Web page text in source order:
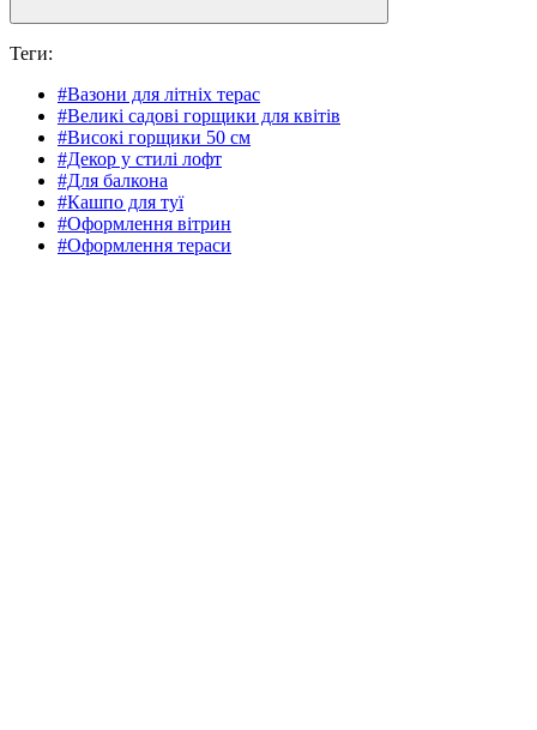
Теги:
#Вазони для літніх терас
#Великі садові горщики для квітів
#Високі горщики 50 см
#Декор у стилі лофт
#Для балкона
#Кашпо для туї
#Оформлення вітрин
#Оформлення тераси